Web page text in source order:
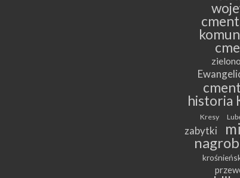
historia
Kresy
zabytki